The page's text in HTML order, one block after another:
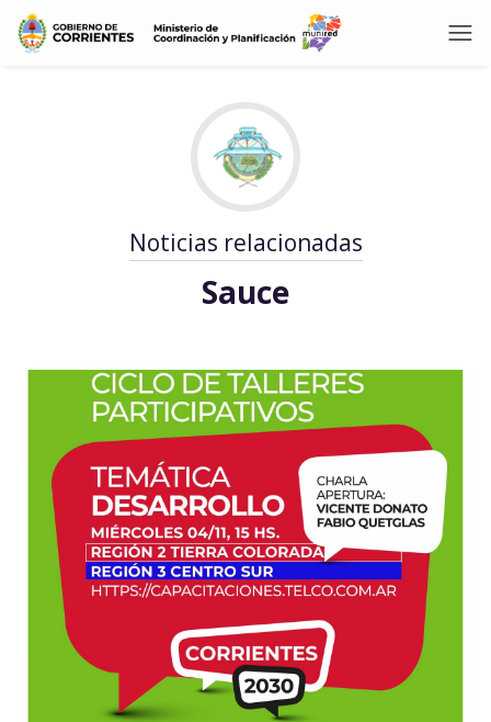
Noticias relacionadas
Sauce